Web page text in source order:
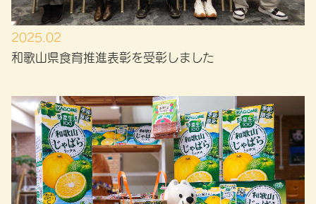
2025.02
和歌山県食育推進表彰を受彰しました